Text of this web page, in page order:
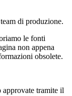
di produzione.
le fonti
non appena
obsolete.
tramite il